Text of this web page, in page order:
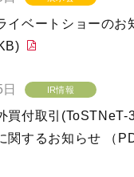
イベートショーのお
IR情報
買付取引(ToSTNeT-
関するお知らせ （